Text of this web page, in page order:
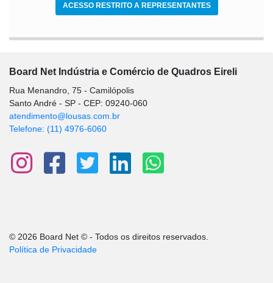
ACESSO RESTRITO A REPRESENTANTES
Board Net Indústria e Comércio de Quadros Eireli
Rua Menandro, 75 - Camilópolis
Santo André - SP - CEP: 09240-060
atendimento@lousas.com.br
Telefone: (11) 4976-6060
© 2026 Board Net © - Todos os direitos reservados.
Política de Privacidade